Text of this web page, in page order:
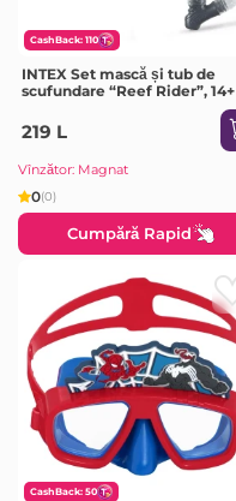
CashBack: 110
INTEX Set mască și tub de
scufundare “Reef Rider”, 14+
219 L
Vînzător: Magnat
0(0)
Cumpără Rapid
CashBack: 50